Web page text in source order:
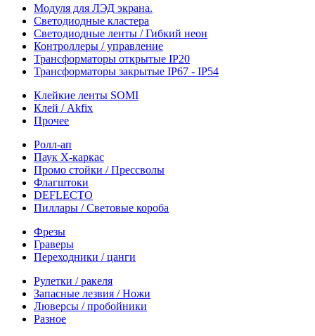
Модуля для ЛЭД экрана.
Светодиодные кластера
Светодиодные ленты / Гибкий неон
Контроллеры / управление
Трансформаторы открытые IP20
Трансформаторы закрытые IP67 - IP54
Клейкие ленты SOMI
Клей / Akfix
Прочее
Ролл-ап
Паук X-каркас
Промо стойки / Прессволы
Флагштоки
DEFLECTO
Пиллары / Световые короба
Фрезы
Граверы
Переходники / цанги
Рулетки / ракеля
Запасные лезвия / Ножи
Люверсы / пробойники
Разное